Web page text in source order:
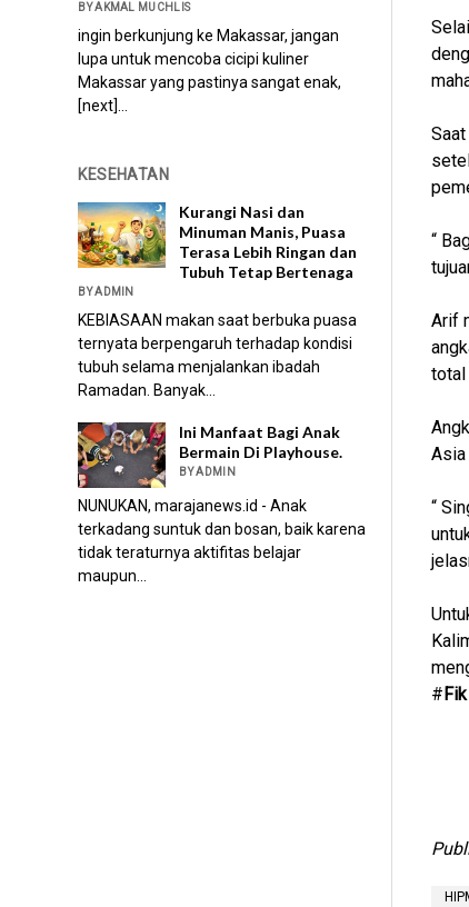
BY AKMAL MUCHLIS
ingin berkunjung ke Makassar, jangan
lupa untuk mencoba cicipi kuliner
Makassar yang pastinya sangat enak,
[next]...
KESEHATAN
Kurangi Nasi dan
Minuman Manis, Puasa
Terasa Lebih Ringan dan
Tubuh Tetap Bertenaga
BY ADMIN
KEBIASAAN makan saat berbuka puasa
ternyata berpengaruh terhadap kondisi
tubuh selama menjalankan ibadah
Ramadan. Banyak...
Ini Manfaat Bagi Anak
Bermain Di Playhouse.
BY ADMIN
NUNUKAN, marajanews.id - Anak
terkadang suntuk dan bosan, baik karena
tidak teraturnya aktifitas belajar
maupun...
“
Arif
total
Asia
“
# Fik